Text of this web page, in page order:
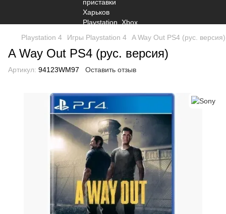
Playstation 4 Игры Playstation 4 A Way Out PS4 (рус. версия)
A Way Out PS4 (рус. версия)
Артикул: 94123WM97 Оставить отзыв